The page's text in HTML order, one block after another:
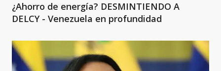
¿Ahorro de energía? DESMINTIENDO A
DELCY - Venezuela en profundidad